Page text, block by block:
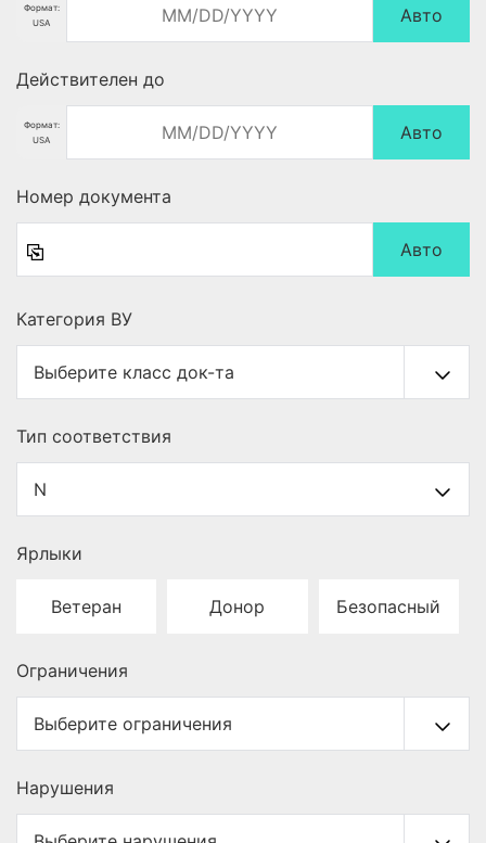
Формат:
USA
Авто
Действителен до
Формат:
USA
Авто
Номер документа
Авто
Категория ВУ
Тип cоответствия
Ярлыки
Ветеран Донор Безопасный
Ограничения
Нарушения